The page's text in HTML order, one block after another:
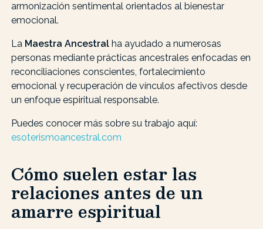
armonización sentimental orientados al bienestar
emocional.
La Maestra Ancestral ha ayudado a numerosas
personas mediante prácticas ancestrales enfocadas en
reconciliaciones conscientes, fortalecimiento
emocional y recuperación de vínculos afectivos desde
un enfoque espiritual responsable.
Puedes conocer más sobre su trabajo aquí:
esoterismoancestral.com
Cómo suelen estar las
relaciones antes de un
amarre espiritual